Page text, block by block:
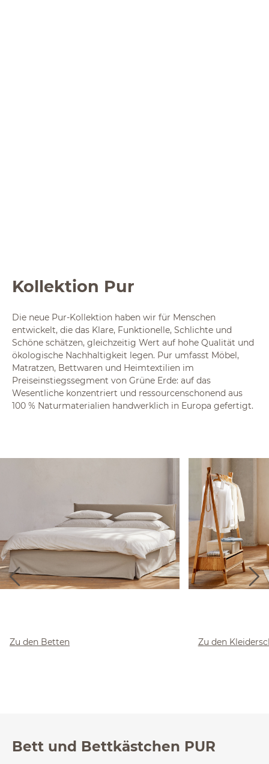
Kollektion Pur
Die neue Pur-Kollektion haben wir für Menschen
entwickelt, die das Klare, Funktionelle, Schlichte und
Schöne schätzen, gleichzeitig Wert auf hohe Qualität und
ökologische Nachhaltigkeit legen. Pur umfasst Möbel,
Matratzen, Bettwaren und Heimtextilien im
Preiseinstiegssegment von Grüne Erde: auf das
Wesentliche konzentriert und ressourcenschonend aus
100 % Naturmaterialien handwerklich in Europa gefertigt.
Zu den Betten Zu den
Bett und Bettkästchen PUR